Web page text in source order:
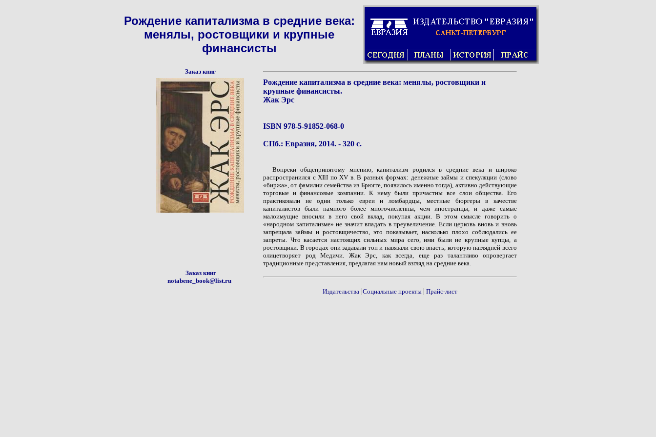
Рождение капитализма в средние века:
менялы, ростовщики и крупные
финансисты
Заказ книг
Рождение капитализма в средние века: менялы, ростовщики и
крупные финансисты.
Жак Эрс
ISBN 978-5-91852-068-0
СПб.: Евразия, 2014. - 320 с.
Вопреки общепринятому мнению, капитализм родился в средние века и широко
распространился с ХIlI по ХV в. В разных формах: денежные займы и спекуляции (слово
«биржа», от фамилии семейства из Брюгге, появилось именно тогда), активно действующие
торговые и финансовые компании. К нему были причастны все слои общества. Его
практиковали не одни только евреи и ломбардцы, местные бюргеры в качестве
капиталистов были намного более многочисленны, чем иностранцы, и даже самые
малоимущие вносили в него свой вклад, покупая акции. В этом смысле говорить о
«народном капитализме» не значит впадать в преувеличение. Если церковь вновь и вновь
запрещала займы и ростовщичество, это показывает, насколько плохо соблюдались ее
запреты. Что касается настоящих сильных мира сего, ими были не крупные купцы, а
ростовщики. В городах они задавали тон и навязали свою впасть, которую наглядней всего
олицетворяет род Медичи. Жак Эрс, как всегда, еще раз талантливо опровергает
традиционные представления, предлагая нам новый взгляд на средние века.
Заказ книг
notabene_book@list.ru
Издательства |Социальные проекты | Прайс-лист